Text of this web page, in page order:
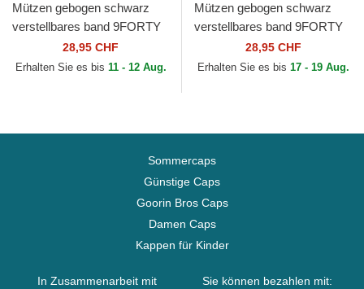
Mützen gebogen schwarz
verstellbares band 9FORTY
Essential der Chicago Bulls
NBA von New Era
28,95 CHF
Erhalten Sie es bis 11 - 12 Aug.
Mützen gebogen schwarz
verstellbares band 9FORTY
League Essential der
Chicago Bulls NBA von New
28,95 CHF
Erhalten Sie es bis 17 - 19 Aug.
Sommercaps
Günstige Caps
Goorin Bros Caps
Damen Caps
Kappen für Kinder
In Zusammenarbeit mit
Sie können bezahlen mit: